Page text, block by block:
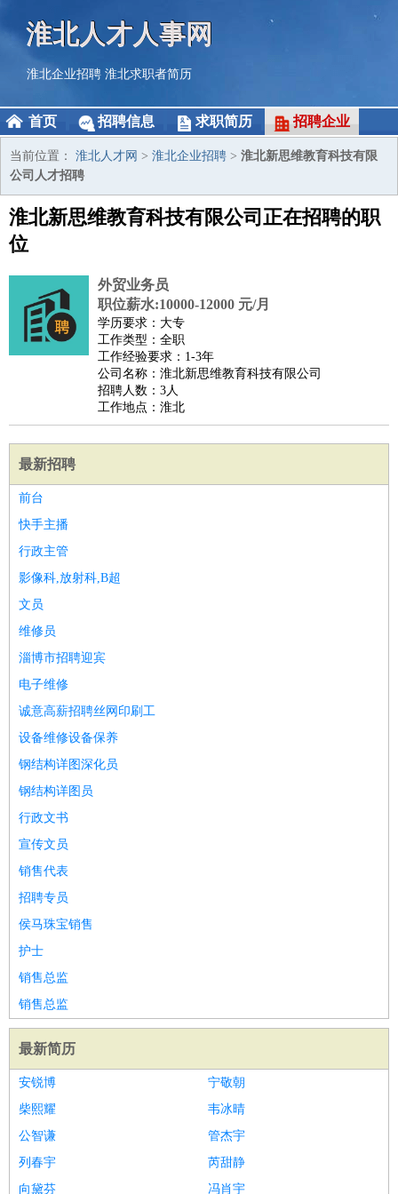
淮北人才人事网
淮北企业招聘 淮北求职者简历
首页 招聘信息 求职简历 招聘企业
当前位置： 淮北人才网 > 淮北企业招聘 > 淮北新思维教育科技有限
公司人才招聘
淮北新思维教育科技有限公司正在招聘的职
位
外贸业务员
职位薪水:10000-12000 元/月
学历要求：大专
工作类型：全职
工作经验要求：1-3年
公司名称：淮北新思维教育科技有限公司
招聘人数：3人
工作地点：淮北
最新招聘
前台
快手主播
行政主管
影像科,放射科,B超
文员
维修员
淄博市招聘迎宾
电子维修
诚意高薪招聘丝网印刷工
设备维修设备保养
钢结构详图深化员
钢结构详图员
行政文书
宣传文员
销售代表
招聘专员
侯马珠宝销售
护士
销售总监
销售总监
最新简历
安锐博
宁敬朝
柴熙耀
韦冰晴
公智谦
管杰宇
列春宇
芮甜静
向黛芬
冯肖宇